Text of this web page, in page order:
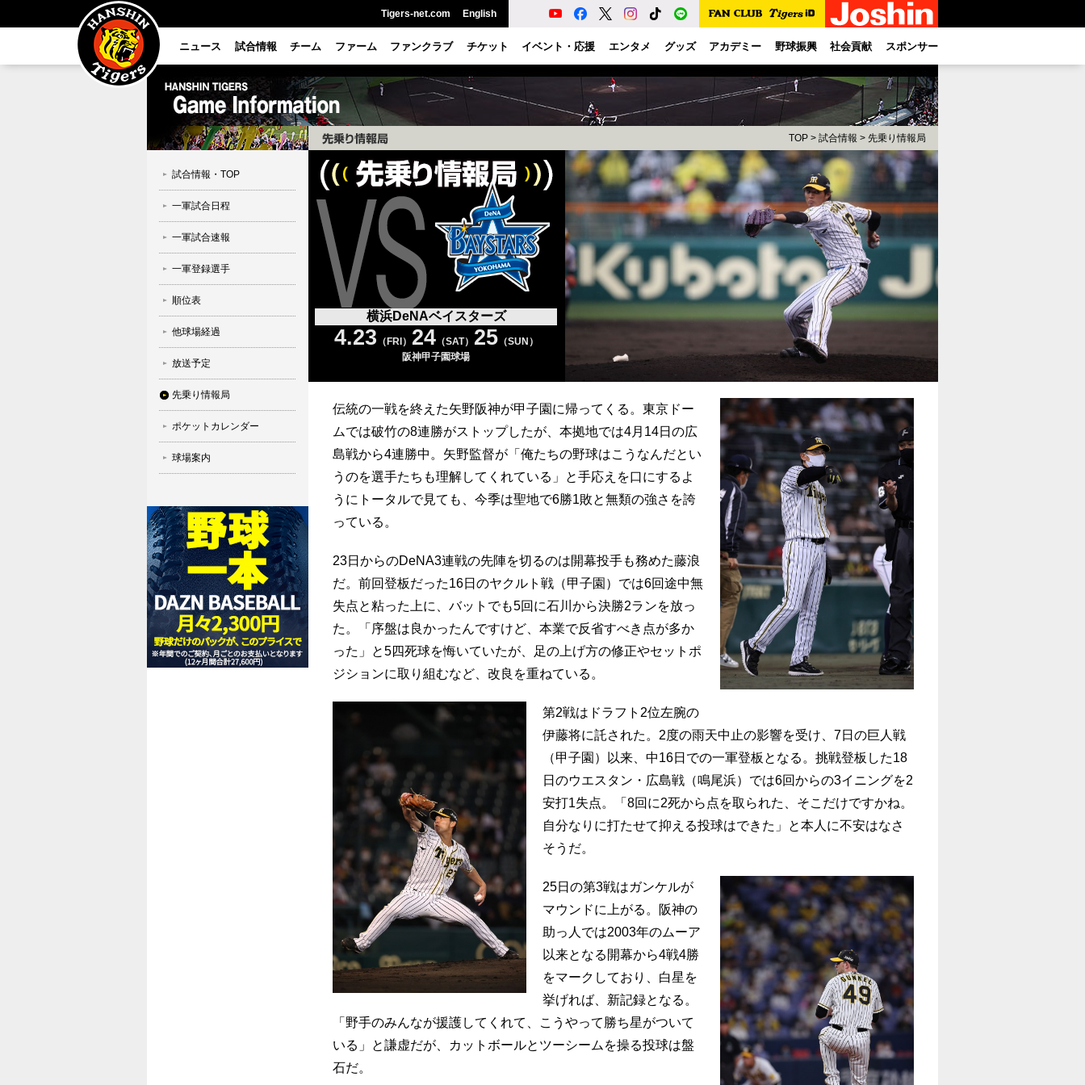
Tigers-net.com English
ニュース 試合情報 チーム ファーム ファンクラブ チケット イベント・応援 エンタメ グッズ アカデミー 野球振興 社会貢献 スポンサー
試合情報・TOP
一軍試合日程
一軍試合速報
一軍登録選手
順位表
他球場経過
放送予定
先乗り情報局
ポケットカレンダー
球場案内
TOP > 試合情報 > 先乗り情報局
横浜DeNAベイスターズ
4.23 （FRI） 24（SAT） 25（SUN）
阪神甲子園球場
伝統の一戦を終えた矢野阪神が甲子園に帰ってくる。東京ドー
ムでは破竹の8連勝がストップしたが、本拠地では4月14日の広
島戦から4連勝中。矢野監督が「俺たちの野球はこうなんだとい
うのを選手たちも理解してくれている」と手応えを口にするよ
うにトータルで見ても、今季は聖地で6勝1敗と無類の強さを誇
っている。
23日からのDeNA3連戦の先陣を切るのは開幕投手も務めた藤浪
だ。前回登板だった16日のヤクルト戦（甲子園）では6回途中無
失点と粘った上に、バットでも5回に石川から決勝2ランを放っ
た。「序盤は良かったんですけど、本業で反省すべき点が多か
った」と5四死球を悔いていたが、足の上げ方の修正やセットポ
ジションに取り組むなど、改良を重ねている。
第2戦はドラフト2位左腕の
伊藤将に託された。2度の雨天中止の影響を受け、7日の巨人戦
（甲子園）以来、中16日での一軍登板となる。挑戦登板した18
日のウエスタン・広島戦（鳴尾浜）では6回からの3イニングを2
安打1失点。「8回に2死から点を取られた、そこだけですかね。
自分なりに打たせて抑える投球はできた」と本人に不安はなさ
そうだ。
25日の第3戦はガンケルが
マウンドに上がる。阪神の
助っ人では2003年のムーア
以来となる開幕から4戦4勝
をマークしており、白星を
挙げれば、新記録となる。
「野手のみんなが援護してくれて、こうやって勝ち星がついて
いる」と謙虚だが、カットボールとツーシームを操る投球は盤
石だ。